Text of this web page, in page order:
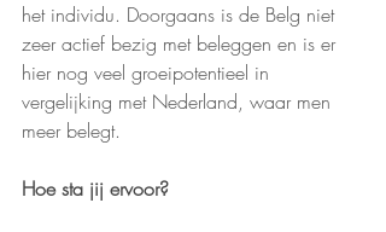
het individu. Doorgaans is de Belg niet
zeer actief bezig met beleggen en is er
hier nog veel groeipotentieel in
vergelijking met Nederland, waar men
meer belegt.
Hoe sta jij ervoor?